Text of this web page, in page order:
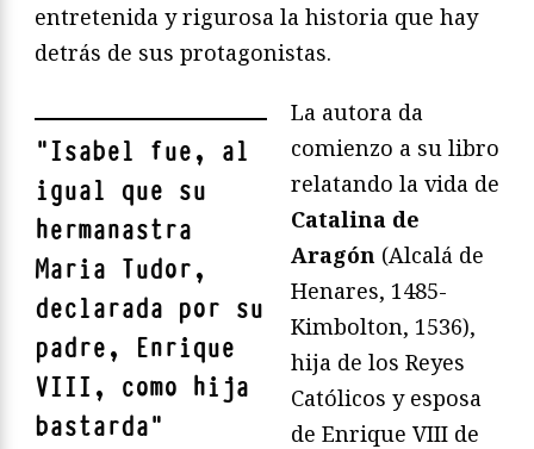
entretenida y rigurosa la historia que hay
detrás de sus protagonistas.
"Isabel fue, al
igual que su
hermanastra
Maria Tudor,
declarada por su
padre, Enrique
VIII, como hija
bastarda"
La autora da
comienzo a su libro
relatando la vida de
Catalina de
Aragón (Alcalá de
Henares, 1485-
Kimbolton, 1536),
hija de los Reyes
Católicos y esposa
de Enrique VIII de